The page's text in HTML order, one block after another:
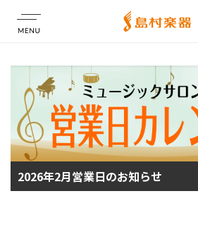
店舗情報
2026年2月営業日のお知らせ